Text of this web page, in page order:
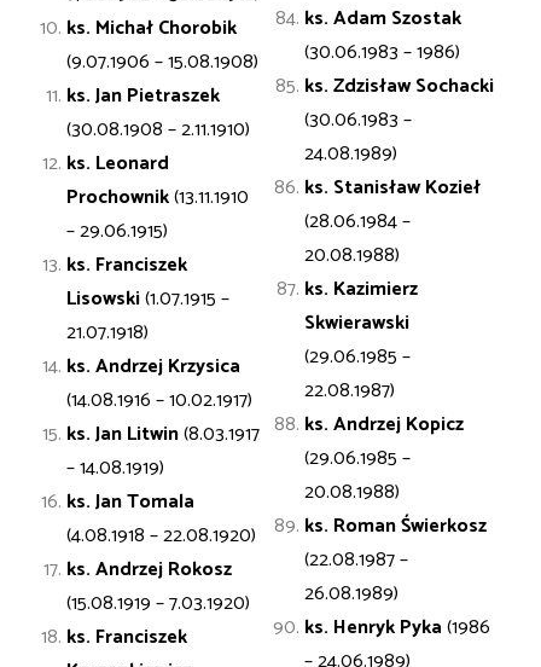
ks. MichałChorobik
(9.07.1906 – 15.08.1908)
ks. JanPietraszek
(30.08.1908 – 2.11.1910)
ks. Leonard
Prochownik(13.11.1910
– 29.06.1915)
ks. Franciszek
Lisowski(1.07.1915 –
21.07.1918)
ks. AndrzejKrzysica
(14.08.1916 – 10.02.1917)
ks. JanLitwin(8.03.1917
– 14.08.1919)
ks. JanTomala
(4.08.1918 – 22.08.1920)
ks. AndrzejRokosz
(15.08.1919 – 7.03.1920)
ks. Franciszek
ks. AdamSzostak
(30.06.1983 – 1986)
ks. ZdzisławSochacki
(30.06.1983 –
24.08.1989)
ks. StanisławKozieł
(28.06.1984 –
20.08.1988)
ks. Kazimierz
Skwierawski
(29.06.1985 –
22.08.1987)
ks. AndrzejKopicz
(29.06.1985 –
20.08.1988)
ks. Roman Świerkosz
(22.08.1987 –
26.08.1989)
ks. HenrykPyka(1986